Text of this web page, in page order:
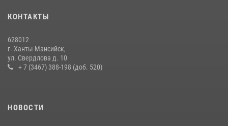
18 июля 2026, 11:25
тематические встречи с молодежью
29 июля 2026, 09:54
КОНТАКТЫ
628012
г. Ханты-Мансийск,
ул. Свердлова д. 10
+ 7 (3467) 388-198 (доб. 520)
НОВОСТИ